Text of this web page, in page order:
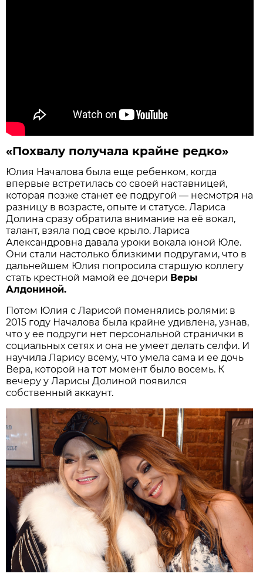
«Похвалу получала крайне редко»
Юлия Началова была еще ребенком, когда
впервые встретилась со своей наставницей,
которая позже станет ее подругой — несмотря на
разницу в возрасте, опыте и статусе. Лариса
Долина сразу обратила внимание на её вокал,
талант, взяла под свое крыло. Лариса
Александровна давала уроки вокала юной Юле.
Они стали настолько близкими подругами, что в
дальнейшем Юлия попросила старшую коллегу
стать крестной мамой ее дочери Веры
Алдониной.
Потом Юлия с Ларисой поменялись ролями: в
2015 году Началова была крайне удивлена, узнав,
что у ее подруги нет персональной странички в
социальных сетях и она не умеет делать селфи. И
научила Ларису всему, что умела сама и ее дочь
Вера, которой на тот момент было восемь. К
вечеру у Ларисы Долиной появился
собственный аккаунт.